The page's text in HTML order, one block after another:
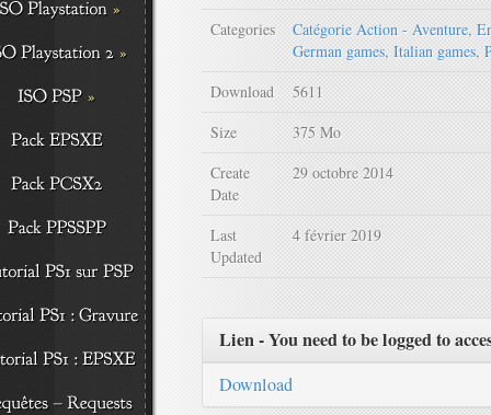
Categories
Catégorie Action - Aventure,
German games, Italian games,
Download
5611
Size
375 Mo
Create
Date
29 octobre 2014
Last
Updated
4 février 2019
Lien - You need to be logged to
Download